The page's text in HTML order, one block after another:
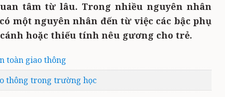
tâm từ lâu. Trong nhiều nguyên nhân
một nguyên nhân đến từ việc các bậc phụ
hoặc thiếu tính nêu gương cho trẻ.
toàn giao thông
thông trong trường học